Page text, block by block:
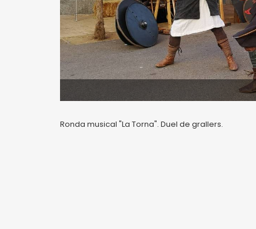
Ronda musical "La Torna". Duel de grallers.